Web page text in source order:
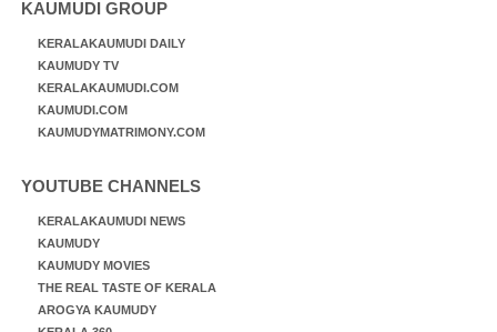
KAUMUDI GROUP
KERALAKAUMUDI DAILY
KAUMUDY TV
KERALAKAUMUDI.COM
KAUMUDI.COM
KAUMUDYMATRIMONY.COM
YOUTUBE CHANNELS
KERALAKAUMUDI NEWS
KAUMUDY
KAUMUDY MOVIES
THE REAL TASTE OF KERALA
AROGYA KAUMUDY